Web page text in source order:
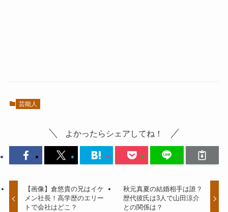
芸能人
よかったらシェアしてね！
【画像】倉悠貴の兄はイケ
メン社長！高学歴のエリー
トで会社はどこ？
秋元真夏の結婚相手は誰？
歴代彼氏は3人で山田涼介
との関係は？